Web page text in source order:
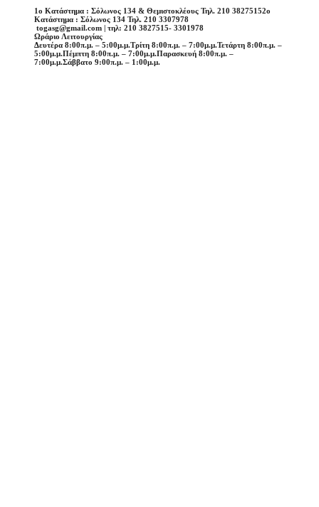
1o Κατάστημα : Σόλωνος 134 & Θεμιστοκλέους Τηλ. 210 38275152o
Κατάστημα : Σόλωνος 134 Τηλ. 210 3307978
togasg@gmail.com | τηλ: 210 3827515- 3301978
Ωράριο Λειτουργίας
Δευτέρα 8:00π.μ. – 5:00μ.μ.Τρίτη 8:00π.μ. – 7:00μ.μ.Τετάρτη 8:00π.μ. –
5:00μ.μ.Πέμπτη 8:00π.μ. – 7:00μ.μ.Παρασκευή 8:00π.μ. –
7:00μ.μ.Σάββατο 9:00π.μ. – 1:00μ.μ.